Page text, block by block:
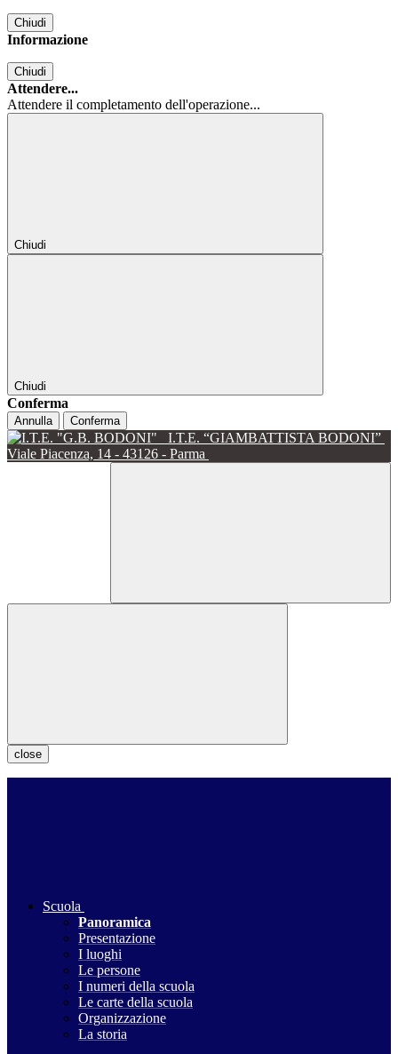
Chiudi
Informazione
Chiudi
Attendere...
Attendere il completamento dell'operazione...
Chiudi
Chiudi
Conferma
Annulla Conferma
I.T.E. “GIAMBATTISTA BODONI”
Viale Piacenza, 14 - 43126 - Parma
close
Scuola
Panoramica
Presentazione
I luoghi
Le persone
I numeri della scuola
Le carte della scuola
Organizzazione
La storia